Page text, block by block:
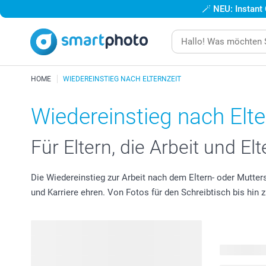
🪄 NEU:
HOME WIEDEREINSTIEG NACH ELTERNZEIT
Wiedereinstieg nach
Für Eltern, die Arbeit und
Die Wiedereinstieg zur Arbeit nach dem Eltern- oder
und Karriere ehren. Von Fotos für den Schreibtisch bis